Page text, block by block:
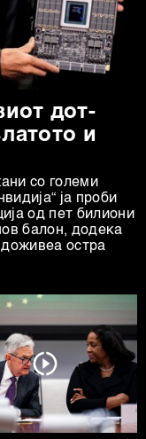
дот-
и
со големи
ја проби
од пет билиони
балон, додека
остра